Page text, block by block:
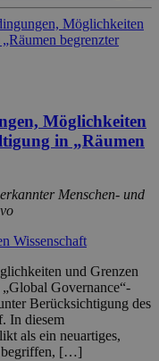
Möglichkeiten
in „Räumen
Menschen- und
Wissenschaft
und Grenzen
Governance“-
Berücksichtigung des
In diesem
als ein neuartiges,
begriffen, […]